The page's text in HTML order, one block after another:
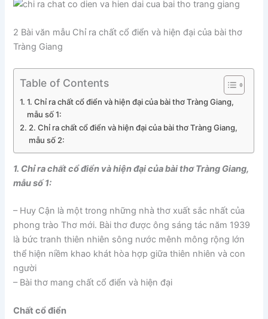
2 Bài văn mẫu Chỉ ra chất cổ điển và hiện đại của bài thơ
Tràng Giang
Table of Contents
1. Chỉ ra chất cổ điển và hiện đại của bài thơ Tràng Giang,
mẫu số 1:
2. Chỉ ra chất cổ điển và hiện đại của bài thơ Tràng Giang,
mẫu số 2:
1. Chỉ ra chất cổ điển và hiện đại của bài thơ Tràng Giang,
mẫu số 1:
– Huy Cận là một trong những nhà thơ xuất sắc nhất của
phong trào Thơ mới. Bài thơ được ông sáng tác năm 1939
là bức tranh thiên nhiên sông nước mênh mông rộng lớn
thể hiện niềm khao khát hòa hợp giữa thiên nhiên và con
người
– Bài thơ mang chất cổ điển và hiện đại
Chất cổ điển